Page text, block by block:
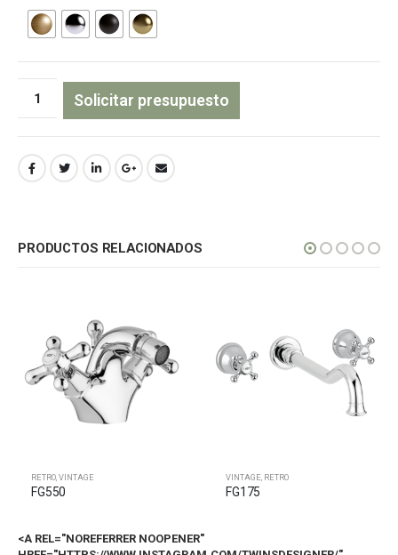
Solicitar presupuesto
PRODUCTOS RELACIONADOS
VINTAGE
VINTAGE
<A REL="NOREFERRER NOOPENER"